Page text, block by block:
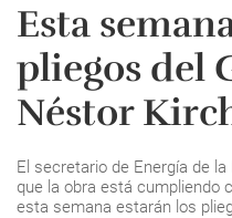
Esta
pliegos del
Néstor
El secretario de Energía de
que la obra está cumpliendo
esta semana estarán los